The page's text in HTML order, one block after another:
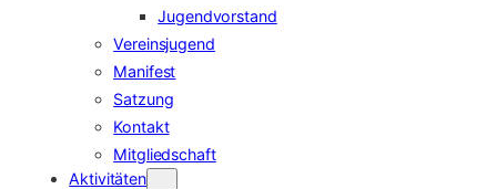
Jugendvorstand
Vereinsjugend
Manifest
Satzung
Kontakt
Mitgliedschaft
Aktivitäten